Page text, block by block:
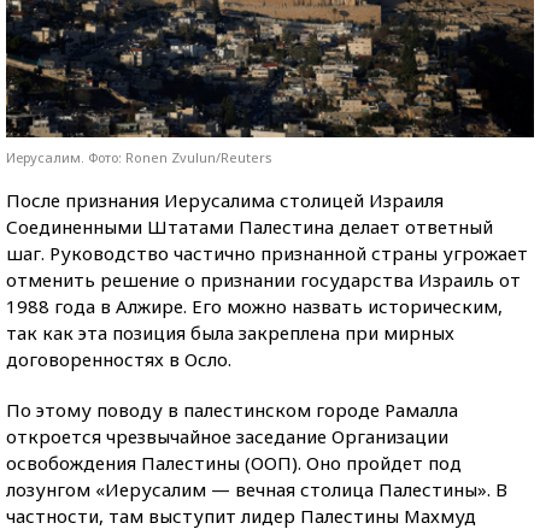
Иерусалим. Фото: Ronen Zvulun/Reuters
После признания Иерусалима столицей Израиля
Соединенными Штатами Палестина делает ответный
шаг. Руководство частично признанной страны угрожает
отменить решение о признании государства Израиль от
1988 года в Алжире. Его можно назвать историческим,
так как эта позиция была закреплена при мирных
договоренностях в Осло.
По этому поводу в палестинском городе Рамалла
откроется чрезвычайное заседание Организации
освобождения Палестины (ООП). Оно пройдет под
лозунгом «Иерусалим — вечная столица Палестины». В
частности, там выступит лидер Палестины Махмуд